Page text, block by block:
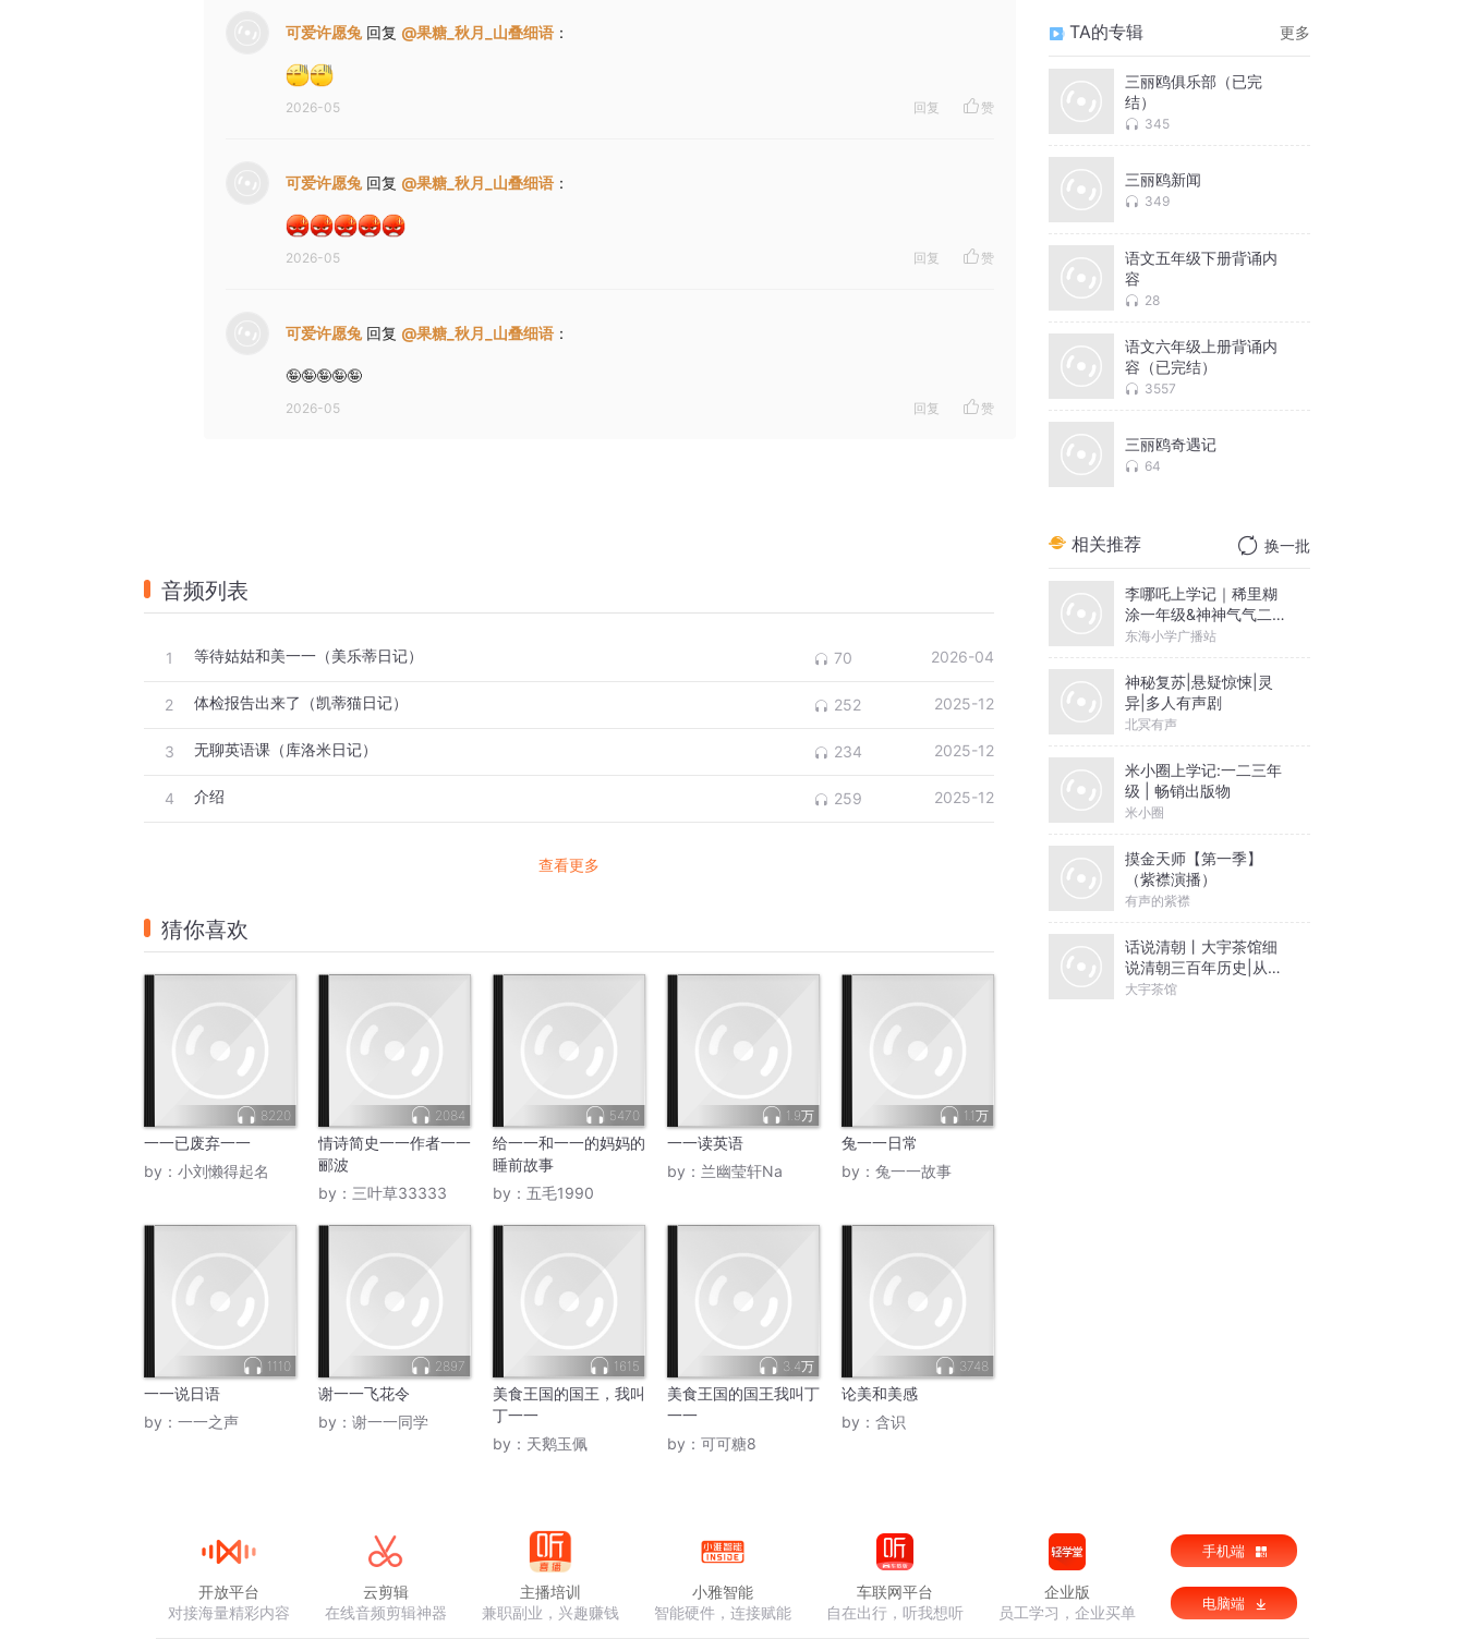
可爱许愿兔 回复 @果糖_秋月_山叠细语 ：
2026-05 回复 赞
可爱许愿兔 回复 @果糖_秋月_山叠细语 ：
2026-05 回复 赞
可爱许愿兔 回复 @果糖_秋月_山叠细语 ：
🤪🤪🤪🤪🤪
2026-05 回复 赞
音频列表
1 等待姑姑和美一一（美乐蒂日记） 70 2026-04
2 体检报告出来了（凯蒂猫日记） 252 2025-12
3 无聊英语课（库洛米日记） 234 2025-12
4 介绍 259 2025-12
查看更多
猜你喜欢
8220
一一已废弃一一
by： 小刘懒得起名
2084
情诗简史一一作者一一
郦波
by： 三叶草33333
5470
给一一和一一的妈妈的
睡前故事
by： 五毛1990
1.9万
一一读英语
by： 兰幽莹轩Na
1.1万
兔一一日常
by： 兔一一故事
1110
一一说日语
by： 一一之声
2897
谢一一飞花令
by： 谢一一同学
1615
美食王国的国王，我叫
丁一一
by： 天鹅玉佩
3.4万
美食王国的国王我叫丁
一一
by： 可可糖8
3748
论美和美感
by： 含识
要哟，我很乐意为你提供哟！感谢你读完我的
简介。TA的专辑 更多
三丽鸥俱乐部（已完
结）
345
三丽鸥新闻
349
语文五年级下册背诵内
容
28
语文六年级上册背诵内
容（已完结）
3557
三丽鸥奇遇记
64
相关推荐 换一批
李哪吒上学记｜稀里糊
涂一年级&神神气气二年
级
东海小学广播站
神秘复苏|悬疑惊悚|灵
异|多人有声剧
北冥有声
米小圈上学记:一二三年
级 | 畅销出版物
米小圈
摸金天师【第一季】
（紫襟演播）
有声的紫襟
话说清朝丨大宇茶馆细
说清朝三百年历史|从努
尔哈赤到末代皇帝溥仪|
大宇茶馆
开放平台
对接海量精彩内容
云剪辑
在线音频剪辑神器
主播培训
兼职副业，兴趣赚钱
小雅智能
智能硬件，连接赋能
车联网平台
自在出行，听我想听
企业版
员工学习，企业买单
手机端
电脑端